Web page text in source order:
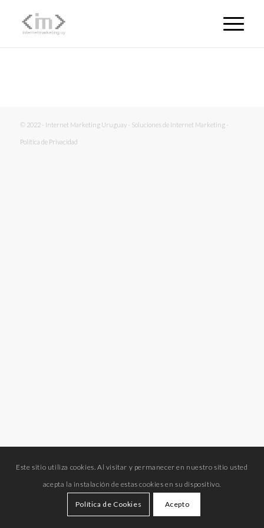
© 2022 - Internet Marketing Uruguay - Soluciones de Internet Marketing -
Política de Privacidad
Este sitio utiliza cookies. Al visitar y permanecer en nuestro sitio usted
acepta la instalación de estas cookies en su dispositivo.
Política de Cookies Acepto